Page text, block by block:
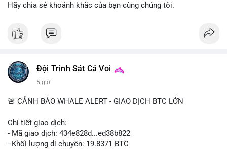
ra.
các sàn lớn trong 24-48 giờ tới. Tránh hành động theo cảm
thời điểm này.
#aplucban
Hãy chia sẻ khoảnh khắc của bạn cùng chúng tôi.
Đội Trinh Sát Cá Voi
5 giờ
🚨 CẢNH BÁO WHALE ALERT - GIAO DỊCH BTC LỚN
Chi tiết giao dịch:
- Mã giao dịch: 434e828d...ed38b822
- Khối lượng di chuyển: 19.8371 BTC